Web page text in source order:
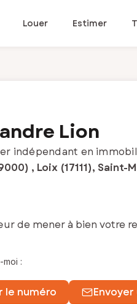
Louer Estimer
Lion
indépendant en
, Loix (17111),
:
le numéro
de mener à bien votre